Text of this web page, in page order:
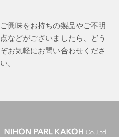
ご興味をお持ちの製品やご不明
点などがございましたら、どう
ぞお気軽にお問い合わせくださ
い。